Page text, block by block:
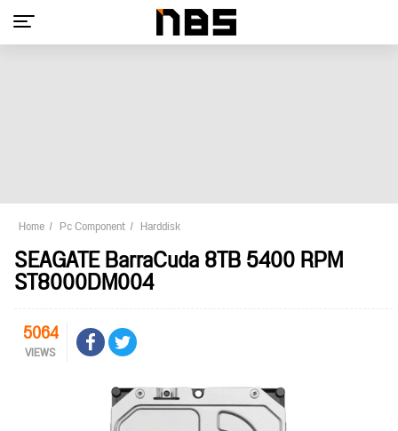
Home Pc Component Harddisk
SEAGATE BarraCuda 8TB 5400 RPM
ST8000DM004
5064
VIEWS